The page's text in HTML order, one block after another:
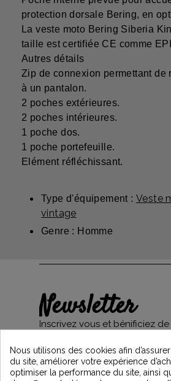
protection dorsale Bering, en
La veste moto Bering Siberia
taille est certifiée CE comme
Autres détails
Zip de connexion permettant de
à un pantalon.
2 poches extérieures.
2 poches intérieures.
1 poche dos.
1 poche portefeuille.
Elément réfléchissant.
Type d'équipement : Veste
vintage
Genre : Homme
Newsletter
Inscrivez vous et bénificiez de
et restez informés des
Vintage Motors
Nous utilisons des cookies afin
du site, améliorer votre expérience
optimiser la performance du site, ainsi